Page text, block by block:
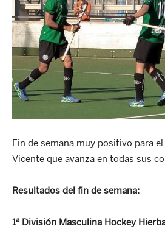
Fin de semana muy positivo para el
Vicente que avanza en todas sus
Resultados del fin de semana:
1ª División Masculina Hockey